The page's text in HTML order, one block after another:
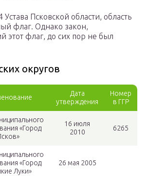
Устава Псковской области, область
флаг. Однако закон,
этот флаг, до сих пор не был
округов
Дата
утверждения
Номер
в ГГР
«Город
16 июля
2010
6265
«Город
Луки»
26 мая 2005